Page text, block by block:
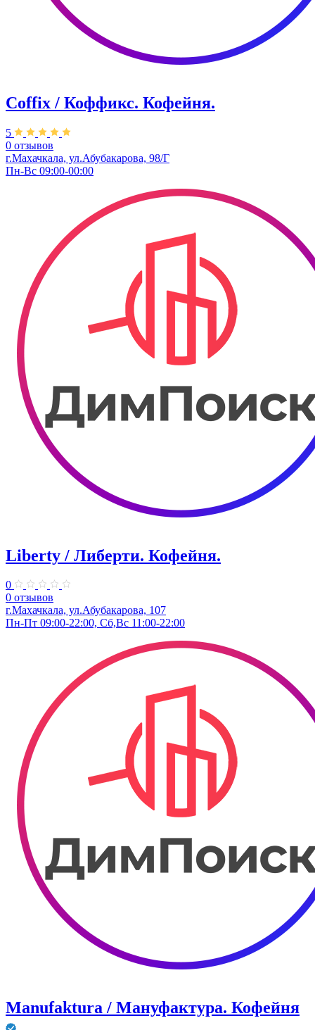
Coffix / Коффикс. Кофейня.
5
0 отзывов
г.Махачкала, ул.Абубакарова, 98/Г
Пн-Вс 09:00-00:00
Liberty / Либерти. Кофейня.
0
0 отзывов
г.Махачкала, ​ул.Абубакарова, 107
Пн-Пт 09:00-22:00, Сб,Вс 11:00-22:00
Manufaktura / Мануфактура. Кофейня